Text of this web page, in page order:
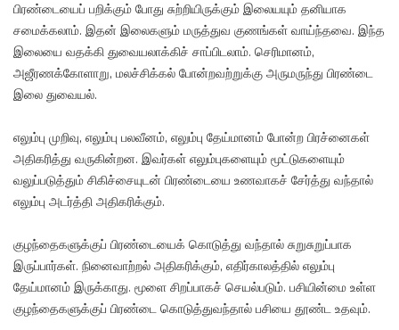
பிரண்டையைப் பறிக்கும் போது சுற்றியிருக்கும் இலையயும் தனியாக
சமைக்கலாம். இதன் இலைகளும் மருத்துவ குணங்கள் வாய்ந்தவை. இந்த
இலையை வதக்கி துவையலாக்கிச் சாப்பிடலாம். செரிமானம்,
அஜீரணக்கோளாறு, மலச்சிக்கல் போன்றவற்றுக்கு அருமருந்து பிரண்டை
இலை துவையல்.
எலும்பு முறிவு, எலும்பு பலவீனம், எலும்பு தேய்மானம் போன்ற பிரச்னைகள்
அதிகரித்து வருகின்றன. இவர்கள் எலும்புகளையும் மூட்டுகளையும்
வலுப்படுத்தும் சிகிச்சையுடன் பிரண்டையை உணவாகச் சேர்த்து வந்தால்
எலும்பு அடர்த்தி அதிகரிக்கும்.
குழந்தைகளுக்குப் பிரண்டையைக் கொடுத்து வந்தால் சுறுசுறுப்பாக
இருப்பார்கள். நினைவாற்றல் அதிகரிக்கும், எதிர்காலத்தில் எலும்பு
தேய்மானம் இருக்காது. மூளை சிறப்பாகச் செயல்படும். பசியின்மை உள்ள
குழந்தைகளுக்குப் பிரண்டை கொடுத்துவந்தால் பசியை தூண்ட உதவும்.